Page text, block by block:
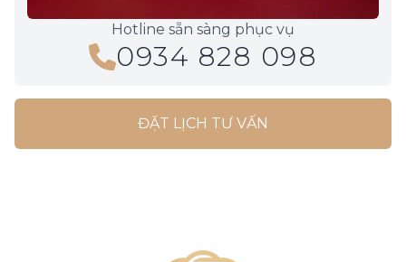
Hotline sẵn sàng phục vụ
0934 828 098
ĐẶT LỊCH TƯ VẤN